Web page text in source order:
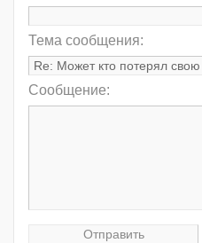
Тема сообщения:
Сообщение: